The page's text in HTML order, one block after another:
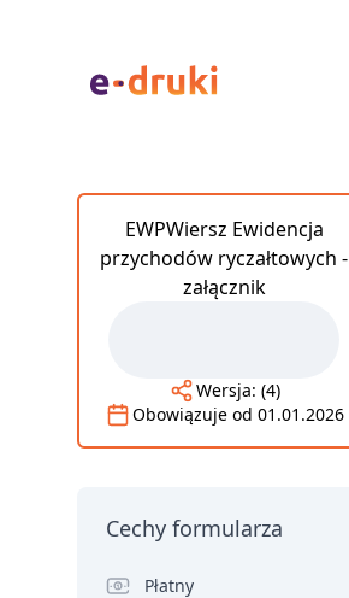
EWPWiersz Ewidencja
przychodów ryczałtowych -
załącznik
Wersja: (4)
Obowiązuje od 01.01.2026
Cechy formularza
Płatny